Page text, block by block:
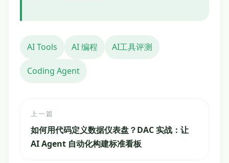
AI Tools AI 编程 AI工具评测
Coding Agent
上一篇
如何用代码定义数据仪表盘？DAC 实战：让
AI Agent 自动化构建标准看板